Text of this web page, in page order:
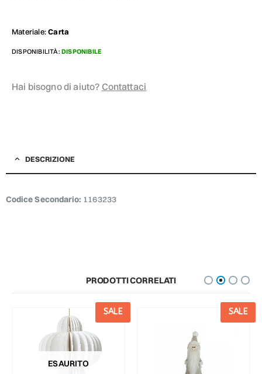
Materiale:Carta
DISPONIBILITÀ: DISPONIBILE
Hai bisogno di aiuto? Contattaci
DESCRIZIONE
Codice Secondario: 1163233
PRODOTTI CORRELATI
ESAURITO
SALE SALE